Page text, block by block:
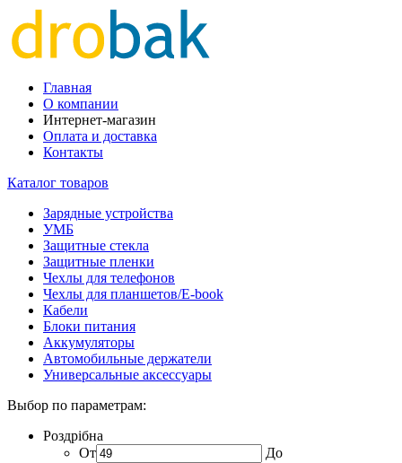
Главная
О компании
Интернет-магазин
Оплата и доставка
Контакты
Каталог товаров
Зарядные устройства
УМБ
Защитные стекла
Защитные пленки
Чехлы для телефонов
Чехлы для планшетов/E-book
Кабели
Блоки питания
Аккумуляторы
Автомобильные держатели
Универсальные аксессуары
Выбор по параметрам:
Роздрібна
От
До